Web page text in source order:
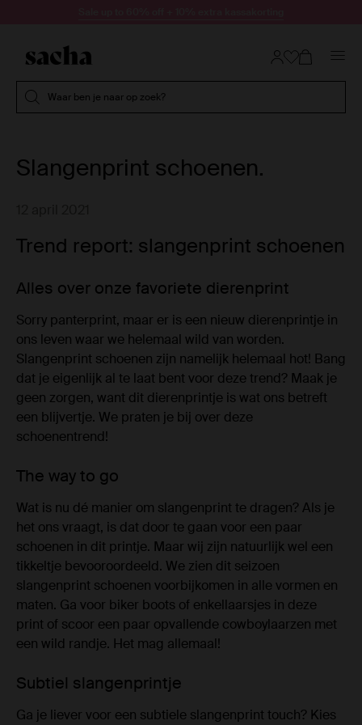
Waar ben je naar op zoek?
Slangenprint schoenen.
Trend report: slangenprint schoenen
Alles over onze favoriete dierenprint
Sorry panterprint, maar er is een nieuw dierenprintje in
ons leven waar we helemaal wild van worden.
Slangenprint schoenen zijn namelijk helemaal hot! Bang
dat je eigenlijk al te laat bent voor deze trend? Maak je
geen zorgen, want dit dierenprintje is wat ons betreft
een blijvertje. We praten je bij over deze
schoenentrend!
The way to go
Wat is nu dé manier om slangenprint te dragen? Als je
het ons vraagt, is dat door te gaan voor een paar
schoenen in dit printje. Maar wij zijn natuurlijk wel een
tikkeltje bevooroordeeld. We zien dit seizoen
slangenprint schoenen voorbijkomen in alle vormen en
maten. Ga voor biker boots of enkellaarsjes in deze
print of scoor een paar opvallende cowboylaarzen met
een wild randje. Het mag allemaal!
Subtiel slangenprintje
Ga je liever voor een subtiele slangenprint touch? Kies